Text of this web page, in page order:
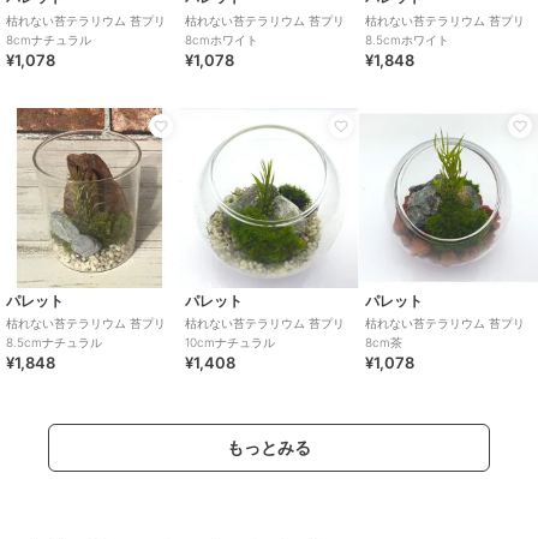
枯れない苔テラリウム 苔プリ
8cmナチュラル
¥1,078
枯れない苔テラリウム 苔プリ
8cmホワイト
¥1,078
枯れない苔テラリウム 苔プリ
8.5cmホワイト
¥1,848
パレット
枯れない苔テラリウム 苔プリ
8.5cmナチュラル
¥1,848
パレット
枯れない苔テラリウム 苔プリ
10cmナチュラル
¥1,408
パレット
枯れない苔テラリウム 苔プリ
8cm茶
¥1,078
もっとみる